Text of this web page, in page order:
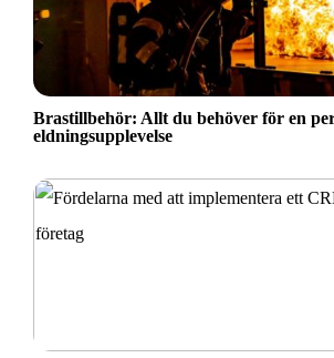
Brastillbehör: Allt du behöver för en
eldningsupplevelse